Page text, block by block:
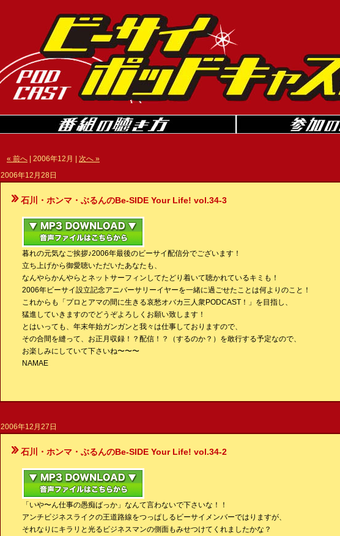
« 前へ | 2006年12月 | 次へ »
2006年12月28日
石川・ホンマ・ぶるんのBe-SIDE Your Life! vol.34-3
暮れの元気なご挨拶♪2006年最後のビーサイ配信分でございます！
立ち上げから御愛聴いただいたあなたも、
なんやらかんやらとネットサーフィンしてたどり着いて聴かれているキミも！
2006年ビーサイ設立記念アニバーサリーイヤーを一緒に過ごせたことは何よりのこと！
これからも「プロとアマの間に生きる哀愁オバカ三人衆PODCAST！」を目指し、
猛進していきますのでどうぞよろしくお願い致します！
とはいっても、年末年始ガンガンと我々は仕事しておりますので、
その合間を縫って、お正月収録！？配信！？（するのか？）を敢行する予定なので、
お楽しみにしていて下さいね〜〜〜
NAMAE
2006年12月27日
石川・ホンマ・ぶるんのBe-SIDE Your Life! vol.34-2
「いや〜ん仕事の愚痴ばっか」なんて言わないで下さいな！！
アンチビジネスライクの王道路線をつっぱしるビーサイメンバーではりますが、
それなりにキラリと光るビジネスマンの側面もみせつけてくれましたかな？